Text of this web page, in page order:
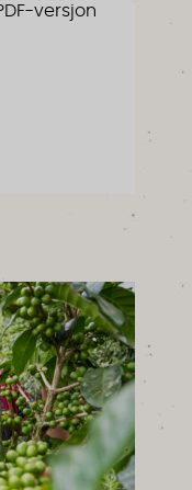
versjon